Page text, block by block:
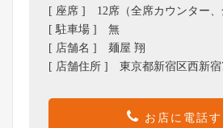
[ 座席 ] 12席（全席カウンター、
[ 駐車場 ] 無
[ 店舗名 ] 麺屋 翔
[ 店舗住所 ] 東京都新宿区西新宿
お店に電話す